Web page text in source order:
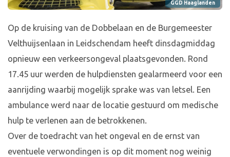
GGD Haaglanden
Op de kruising van de Dobbelaan en de Burgemeester
Velthuijsenlaan in Leidschendam heeft dinsdagmiddag
opnieuw een verkeersongeval plaatsgevonden. Rond
17.45 uur werden de hulpdiensten gealarmeerd voor een
aanrijding waarbij mogelijk sprake was van letsel. Een
ambulance werd naar de locatie gestuurd om medische
hulp te verlenen aan de betrokkenen.
Over de toedracht van het ongeval en de ernst van
eventuele verwondingen is op dit moment nog weinig